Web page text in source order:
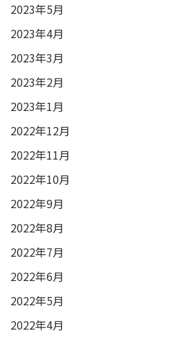
2023年5月
2023年4月
2023年3月
2023年2月
2023年1月
2022年12月
2022年11月
2022年10月
2022年9月
2022年8月
2022年7月
2022年6月
2022年5月
2022年4月